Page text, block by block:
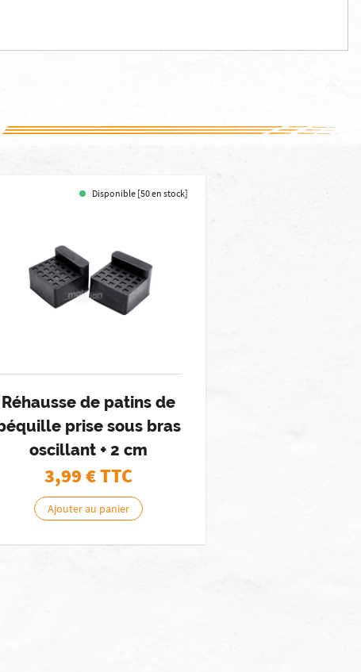
Disponible [50 en stock]
Réhausse de patins de
prise sous bras
oscillant + 2 cm
3,99€ TTC
Ajouter au panier